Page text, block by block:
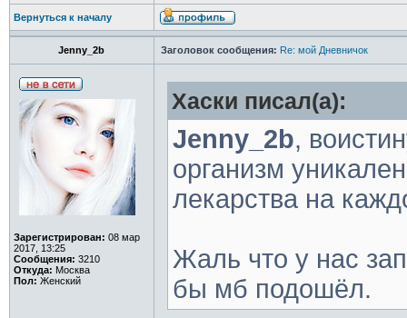
Вернуться к началу
Jenny_2b Заголовок сообщения: Re: мой Дневничок
Зарегистрирован: 08 мар
2017, 13:25
Сообщения: 3210
Откуда: Москва
Пол: Женский
Хаски писал(а):
Jenny_2b,
организм
лекарства на
Жаль что у нас
бы мб подошёл.